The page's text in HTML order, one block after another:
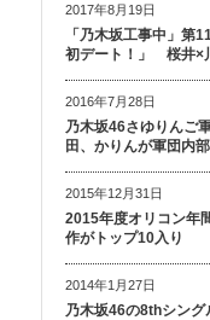
2017年8月19日
「乃木坂工事中」第
初デート！」 桜井×
2016年7月28日
乃木坂46さゆりんご
田、かりんが軍団内
2015年12月31日
2015年度オリコン年
作がトップ10入り
2014年1月27日
乃木坂46の8thシン